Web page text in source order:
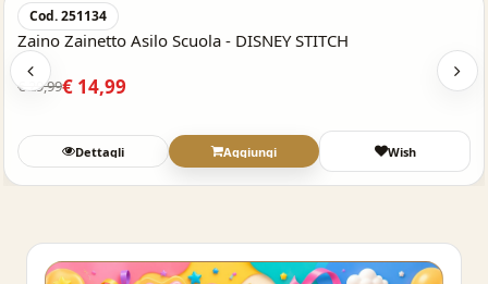
Cod. 251134
Zaino Zainetto Asilo Scuola - DISNEY STITCH
€ 29,99€ 14,99
Dettagli Aggiungi Wish